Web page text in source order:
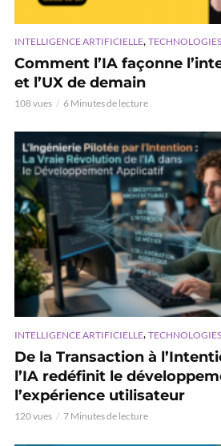
INTELLIGENCE ARTIFICIELLE, TECHNOLOGIES
Comment l’IA façonne
et l’UX de demain
108 vues 6 Minutes de lecture
INTELLIGENCE ARTIFICIELLE, TECHNOLOGIES
De la Transaction à
l’IA redéfinit le
l’expérience utilisateur
120 vues 7 Minutes de lecture